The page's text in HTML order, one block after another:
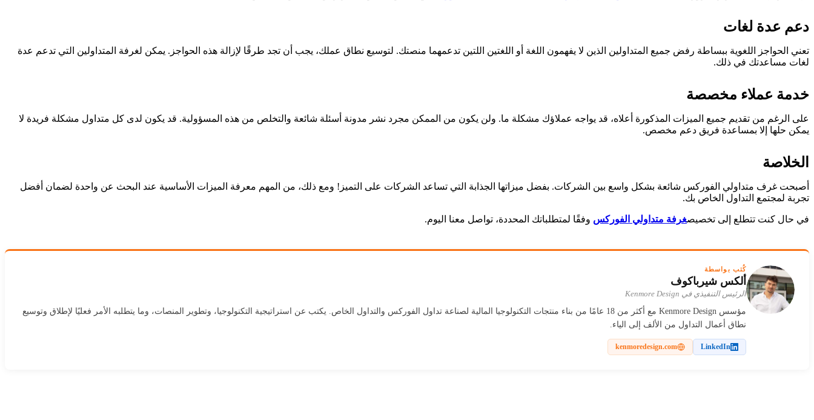
دعم عدة لغات
تعني الحواجز اللغوية ببساطة رفض جميع المتداولين الذين لا يفهمون اللغة أو اللغتين اللتين تدعمهما منصتك. لتوسيع نطاق عملك، يجب أن تجد طرقًا لإزالة هذه الحواجز. يمكن لغرفة المتداولين التي تدعم عدة
لغات مساعدتك في ذلك.
خدمة عملاء مخصصة
على الرغم من تقديم جميع الميزات المذكورة أعلاه، قد يواجه عملاؤك مشكلة ما. ولن يكون من الممكن مجرد نشر مدونة أسئلة شائعة والتخلص من هذه المسؤولية. قد يكون لدى كل متداول مشكلة فريدة لا
يمكن حلها إلا بمساعدة فريق دعم مخصص.
الخلاصة
أصبحت غرف متداولي الفوركس شائعة بشكل واسع بين الشركات. بفضل ميزاتها الجذابة التي تساعد الشركات على التميز! ومع ذلك، من المهم معرفة الميزات الأساسية عند البحث عن واحدة لضمان أفضل
تجربة لمجتمع التداول الخاص بك.
في حال كنت تتطلع إلى تخصيصغرفة متداولي الفوركس وفقًا لمتطلباتك المحددة، تواصل معنا اليوم.
كُتب بواسطة
ألكس شيرباكوف
الرئيس التنفيذي في Kenmore Design
مؤسس Kenmore Design مع أكثر من 18 عامًا من بناء منتجات التكنولوجيا المالية لصناعة تداول الفوركس والتداول الخاص. يكتب عن استراتيجية التكنولوجيا، وتطوير المنصات، وما يتطلبه الأمر فعليًا لإطلاق وتوسيع
نطاق أعمال التداول من الألف إلى الياء.
LinkedIn
kenmoredesign.com